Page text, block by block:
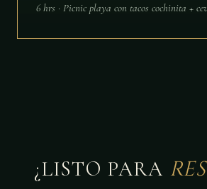
6 hrs · Picnic playa con tacos cochinita +
¿LISTO PARA